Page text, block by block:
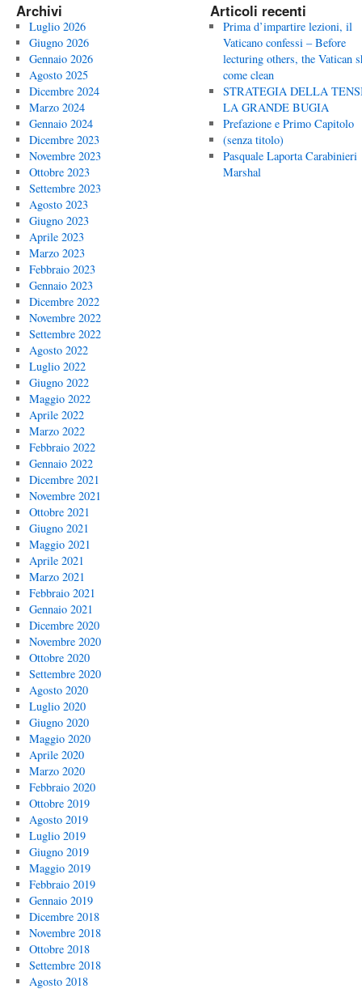
Archivi
Luglio 2026
Giugno 2026
Gennaio 2026
Agosto 2025
Dicembre 2024
Marzo 2024
Gennaio 2024
Dicembre 2023
Novembre 2023
Ottobre 2023
Settembre 2023
Agosto 2023
Giugno 2023
Aprile 2023
Marzo 2023
Febbraio 2023
Gennaio 2023
Dicembre 2022
Novembre 2022
Settembre 2022
Agosto 2022
Luglio 2022
Giugno 2022
Maggio 2022
Aprile 2022
Marzo 2022
Febbraio 2022
Gennaio 2022
Dicembre 2021
Novembre 2021
Ottobre 2021
Giugno 2021
Maggio 2021
Aprile 2021
Marzo 2021
Febbraio 2021
Gennaio 2021
Dicembre 2020
Novembre 2020
Ottobre 2020
Settembre 2020
Agosto 2020
Luglio 2020
Giugno 2020
Maggio 2020
Aprile 2020
Marzo 2020
Febbraio 2020
Ottobre 2019
Agosto 2019
Luglio 2019
Giugno 2019
Maggio 2019
Febbraio 2019
Gennaio 2019
Dicembre 2018
Novembre 2018
Ottobre 2018
Settembre 2018
Agosto 2018
Articoli recenti
Prima d’impartire lezioni, il
Vaticano confessi – Before
lecturing others, the Vatican
come clean
STRATEGIA DELLA
LA GRANDE BUGIA
Prefazione e Primo Capitolo
(senza titolo)
Pasquale Laporta Carabinieri
Marshal